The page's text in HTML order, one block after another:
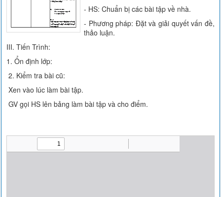
- HS: Chuẩn bị các bài tập về nhà.
- Phương pháp: Đặt và giải quyết vấn đề,
thảo luận.
III. Tiến Trình:
1. Ổn định lớp:
2. Kiểm tra bài cũ:
Xen vào lúc làm bài tập.
GV gọi HS lên bảng làm bài tập và cho điểm.